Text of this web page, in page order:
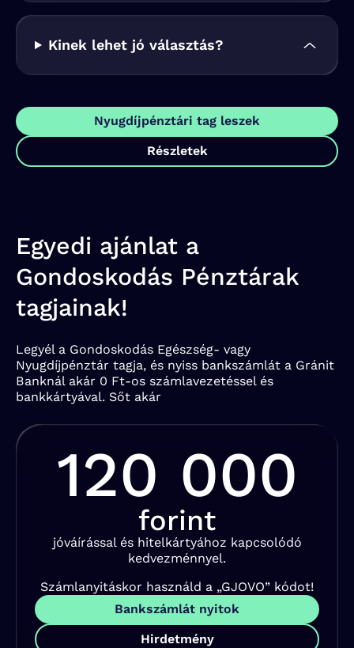
Kinek lehet jó választás?
Nyugdíjpénztári tag leszek
Részletek
Egyedi ajánlat a
Gondoskodás Pénztárak
tagjainak!
Legyél a Gondoskodás Egészség- vagy
Nyugdíjpénztár tagja, és nyiss bankszámlát a Gránit
Banknál akár 0 Ft-os számlavezetéssel és
bankkártyával. Sőt akár
120 000
forint
jóváírással és hitelkártyához kapcsolódó
kedvezménnyel.
Számlanyitáskor használd a „GJOVO” kódot!
Bankszámlát nyitok
Hirdetmény